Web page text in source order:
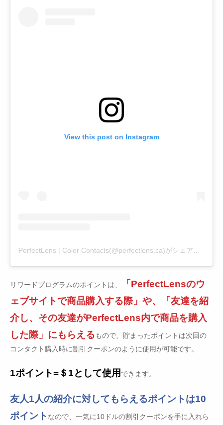
View this post on Instagram
リワードプログラムのポイントは、
「PerfectLensのウ
ェブサイトで商品購入する際」や、「友達を紹
介し、その友達がPerfectLens内で商品を購入
した際」にもらえるもので、貯まったポイントは次回の
コンタクト購入時に割引クーポンのように使用が可能です。
1ポイント=＄1として使用できます。
友人1人の紹介に対してもらえるポイントは10
ポイント なので、一気に10ドルの割引クーポンを手に入れら